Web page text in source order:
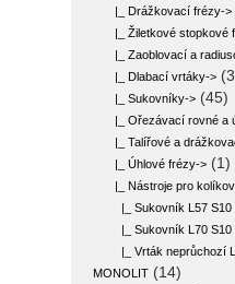
|_ Drážkovací frézy->
|_ Žiletkové stopkové
|_ Zaoblovací a
|_ Dlabací vrtáky->
|_ Sukovníky-> (45)
|_ Ořezávací rovné a
|_ Talířové a
|_ Úhlové frézy-> (1)
|_ Nástroje pro
|_ Sukovník L57 S10
|_ Sukovník L70 S10
|_ Vrták neprůchozí
MONOLIT (14)